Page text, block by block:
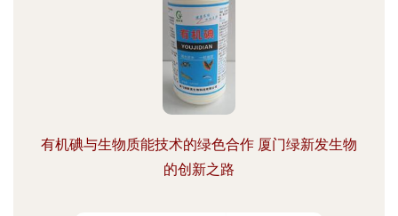
有机碘与生物质能技术的绿色合作 厦门绿新发生物
的创新之路